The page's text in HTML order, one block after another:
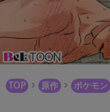
TOP 原作 ポケモン